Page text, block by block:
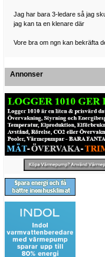
Jag har bara 3-ledare så jag
jag kan ta en klenare där
Vore bra om ngn kan bekräfta
Annonser